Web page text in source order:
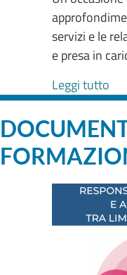
servizi e le
e presa in
Leggi tutto